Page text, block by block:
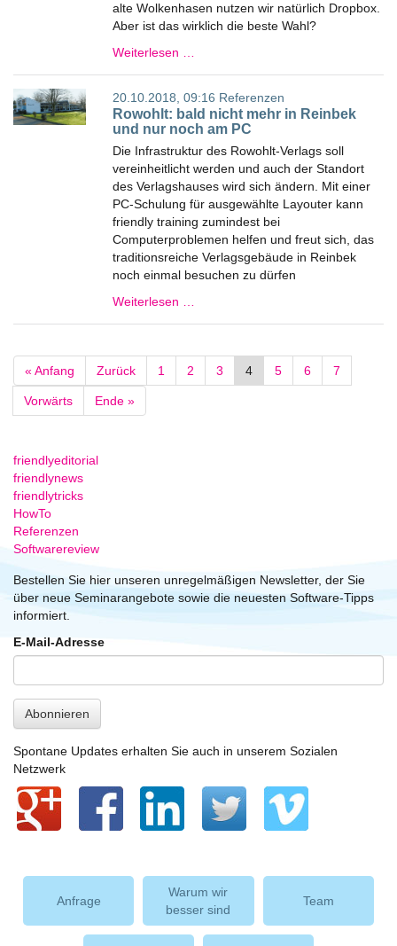
alte Wolkenhasen nutzen wir natürlich Dropbox.
Aber ist das wirklich die beste Wahl?
Weiterlesen …
20.10.2018, 09:16 Referenzen
Rowohlt: bald nicht mehr in Reinbek
und nur noch am PC
Die Infrastruktur des Rowohlt-Verlags soll
vereinheitlicht werden und auch der Standort
des Verlagshauses wird sich ändern. Mit einer
PC-Schulung für ausgewählte Layouter kann
friendly training zumindest bei
Computerproblemen helfen und freut sich, das
traditionsreiche Verlagsgebäude in Reinbek
noch einmal besuchen zu dürfen
Weiterlesen …
« Anfang Zurück 1 2 3 4 5 6 7
Vorwärts Ende »
friendlyeditorial
friendlynews
friendlytricks
HowTo
Referenzen
Softwarereview
Bestellen Sie hier unseren unregelmäßigen Newsletter, der Sie
über neue Seminarangebote sowie die neuesten Software-Tipps
informiert.
E-Mail-Adresse
Abonnieren
Spontane Updates erhalten Sie auch in unserem Sozialen
Netzwerk
Anfrage
Warum wir
besser sind
Team